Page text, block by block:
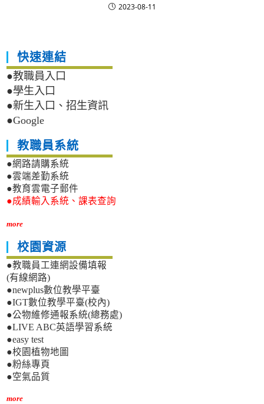
2023-08-11
快速連結
●教職員入口
●學生入口
●新生入口、招生資訊
●Google
教職員系統
●網路請購系統
●雲端差勤系統
●教育雲電子郵件
●成績輸入系統、課表查詢
more
校園資源
●教職員工連網設備填報
(有線網路)
●newplus數位教學平臺
●IGT數位教學平臺(校內)
●公物維修通報系統(總務處)
●LIVE ABC英語學習系統
●easy test
●校園植物地圖
●粉絲專頁
●空氣品質
more